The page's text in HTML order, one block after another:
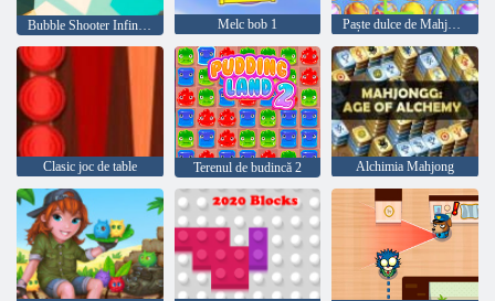
Bubble Shooter Infinitului Melc bob 1 Paște dulce de Mahjong
Clasic joc de table Terenul de budincă 2 Alchimia Mahjong